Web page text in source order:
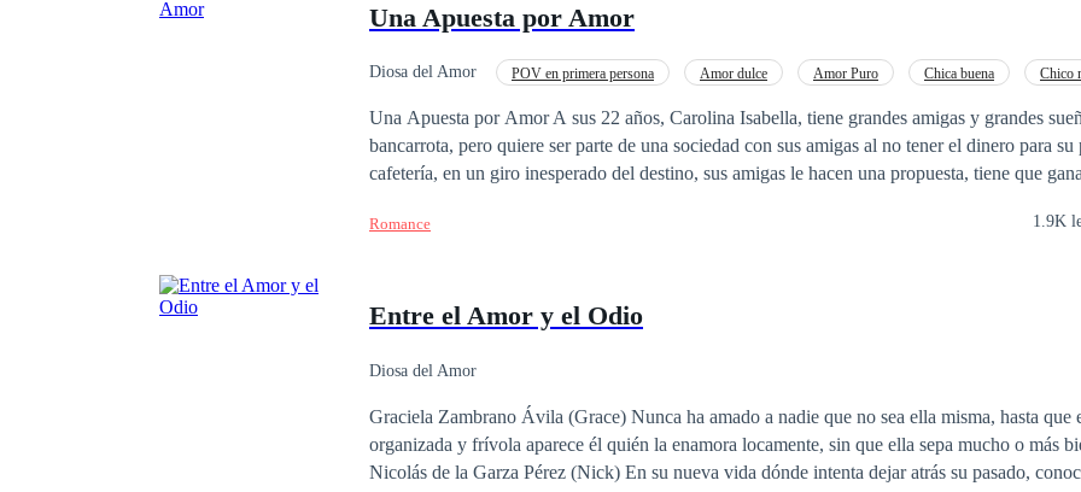
matrimonio por conveniencia y venganza?.
Una Apuesta por Amor
Diosa del Amor POV en primera persona Amor dulce Amor Puro Chica buena
Chico
Una Apuesta por Amor A sus 22 años, Carolina Isabella, tiene grandes amigas y grandes
bancarrota, pero quiere ser parte de una sociedad con sus amigas al no tener el dinero para su
cafetería, en un giro inesperado del destino, sus amigas le hacen una propuesta, tiene que
noche de pasión ella se interesa por el chico, pero sabe que tiene que ganar esa apuesta.
ahora no podrá cobrar esa herencia que su padre le ha prometido. Dolido se va a otra ciudad
ciudad natal. Ella lo necesita para poder tener la parte de su cafetería y él la va a necesitar para
apuesta por amor?
Romance 1.9K
Entre el Amor y el Odio
Diosa del Amor
Graciela Zambrano Ávila (Grace) Nunca ha amado a nadie que no sea ella misma, hasta que
organizada y frívola aparece él quién la enamora locamente, sin que ella sepa mucho o más
Nicolás de la Garza Pérez (Nick) En su nueva vida dónde intenta dejar atrás su pasado,